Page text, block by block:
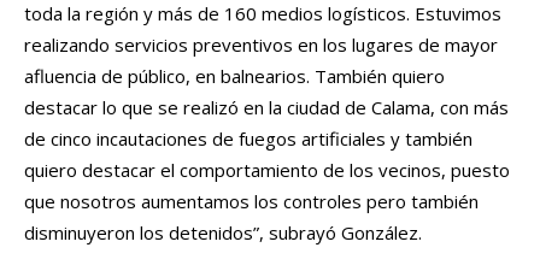
toda la región y más de 160 medios logísticos. Estuvimos
realizando servicios preventivos en los lugares de mayor
afluencia de público, en balnearios. También quiero
destacar lo que se realizó en la ciudad de Calama, con más
de cinco incautaciones de fuegos artificiales y también
quiero destacar el comportamiento de los vecinos, puesto
que nosotros aumentamos los controles pero también
disminuyeron los detenidos”, subrayó González.